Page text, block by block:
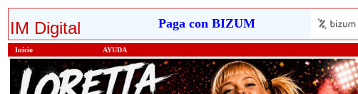
IM Digital Paga con BIZUM
Inicio AYUDA